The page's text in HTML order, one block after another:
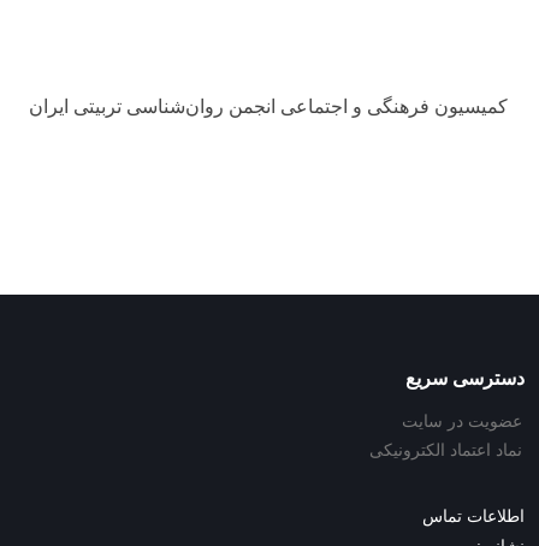
کمیسیون فرهنگی و اجتماعی انجمن روان‌شناسی تربیتی ایران
دسترسی سریع
عضویت در سایت
نماد اعتماد الکترونیکی
اطلاعات تماس